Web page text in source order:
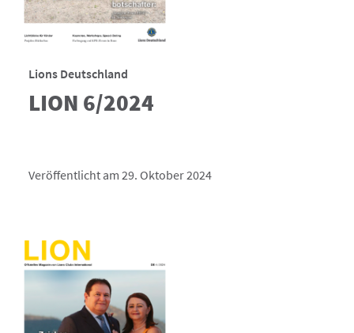
Lions Deutschland
LION 6/2024
Veröffentlicht am 29. Oktober 2024